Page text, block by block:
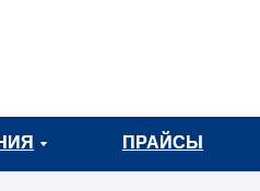
ПРАЙСЫ
ПРАЙСЫ